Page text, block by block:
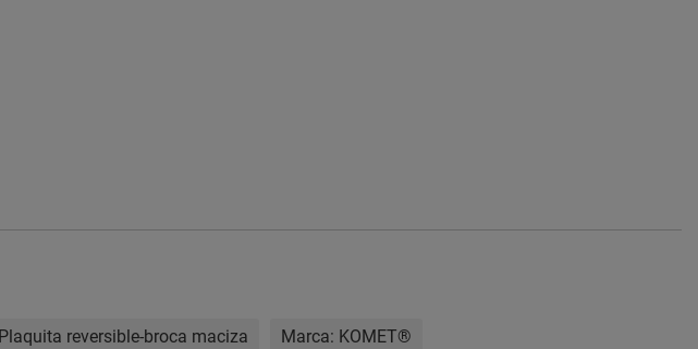
Plaquita reversible-broca maciza Marca: KOMET®